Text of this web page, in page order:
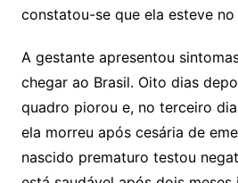
constatou-se que ela esteve no
A gestante apresentou
chegar ao Brasil. Oito dias
quadro piorou e, no terceiro
ela morreu após cesária de
nascido prematuro testou